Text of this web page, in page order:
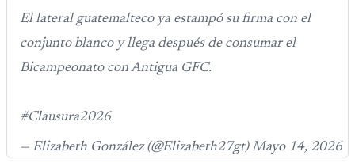
El lateral guatemalteco ya estampó su firma con el
conjunto blanco y llega después de consumar el
Bicampeonato con Antigua GFC.
#Clausura2026
— Elizabeth González (@Elizabeth27gt) Mayo 14, 2026